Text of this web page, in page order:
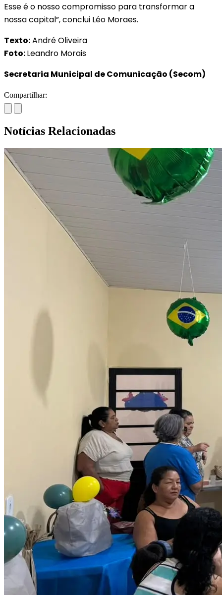
Esse é o nosso compromisso para transformar a
nossa capital”, conclui Léo Moraes.
Texto:André Oliveira
Foto:Leandro Morais
Secretaria Municipal de Comunicação (Secom)
Compartilhar:
Notícias Relacionadas